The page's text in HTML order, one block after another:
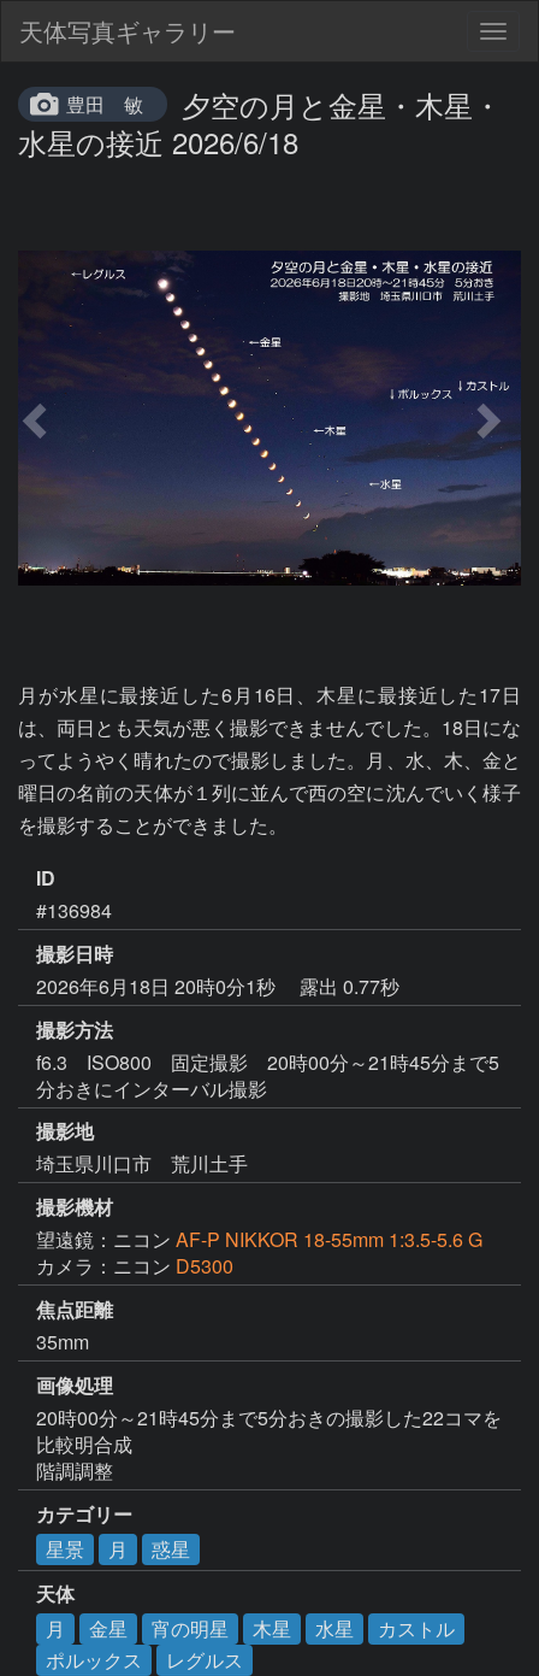
天体写真ギャラリー
豊田 敏
夕空の月と金星・木星・
水星の接近 2026/6/18
月が水星に最接近した6月16日、木星に最接近した17日
は、両日とも天気が悪く撮影できませんでした。18日にな
ってようやく晴れたので撮影しました。月、水、木、金と
曜日の名前の天体が１列に並んで西の空に沈んでいく様子
を撮影することができました。
ID
#136984
撮影日時
2026年6月18日 20時0分1秒
露出 0.77秒
撮影方法
f6.3 ISO800 固定撮影 20時00分～21時45分まで5
分おきにインターバル撮影
撮影地
埼玉県川口市 荒川土手
撮影機材
望遠鏡：ニコン AF-P NIKKOR 18-55mm 1:3.5-5.6 G
カメラ：ニコン D5300
焦点距離
35mm
画像処理
20時00分～21時45分まで5分おきの撮影した22コマを
比較明合成
階調調整
カテゴリー
星景
月
惑星
天体
月
金星 宵の明星 木星 水星
カストル
ポルックス
レグルス